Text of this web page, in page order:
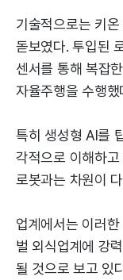
기술적으로는 키
돋보였다. 투입된
센서를 통해 복잡
자율주행을 수행했
특히 생성형 AI를
각적으로 이해하
로봇과는 차원이
업계에서는 이러
벌 외식업계에 강
될 것으로 보고 있